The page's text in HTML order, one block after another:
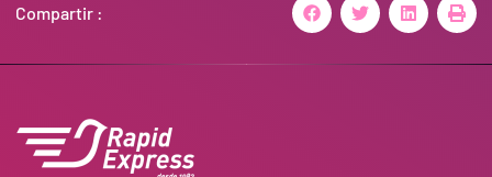
Compartir :